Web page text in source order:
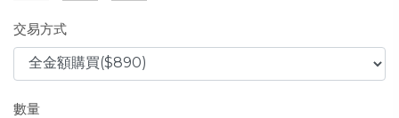
交易方式
數量